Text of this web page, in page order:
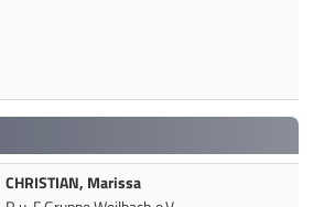
CHRISTIAN, Marissa